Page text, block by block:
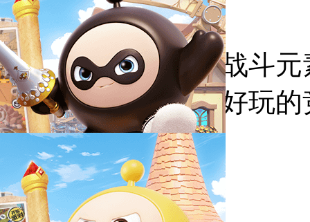
竞技战斗游戏
既有竞技元素又有战斗
里为大家推荐几款好玩